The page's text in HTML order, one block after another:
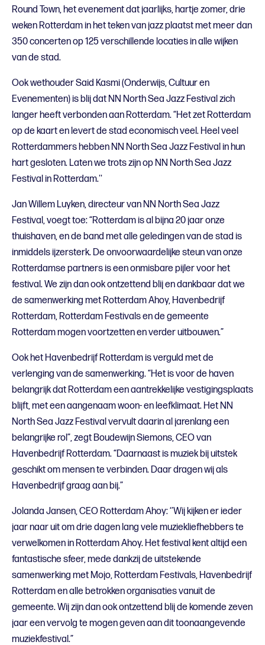
Round Town, het evenement dat jaarlijks, hartje zomer, drie
weken Rotterdam in het teken van jazz plaatst met meer dan
350 concerten op 125 verschillende locaties in alle wijken
van de stad.
Ook wethouder Said Kasmi (Onderwijs, Cultuur en
Evenementen) is blij dat NN North Sea Jazz Festival zich
langer heeft verbonden aan Rotterdam. “Het zet Rotterdam
op de kaart en levert de stad economisch veel. Heel veel
Rotterdammers hebben NN North Sea Jazz Festival in hun
hart gesloten. Laten we trots zijn op NN North Sea Jazz
Festival in Rotterdam.''
Jan Willem Luyken, directeur van NN North Sea Jazz
Festival, voegt toe: “Rotterdam is al bijna 20 jaar onze
thuishaven, en de band met alle geledingen van de stad is
inmiddels ijzersterk. De onvoorwaardelijke steun van onze
Rotterdamse partners is een onmisbare pijler voor het
festival. We zijn dan ook ontzettend blij en dankbaar dat we
de samenwerking met Rotterdam Ahoy, Havenbedrijf
Rotterdam, Rotterdam Festivals en de gemeente
Rotterdam mogen voortzetten en verder uitbouwen.”
Ook het Havenbedrijf Rotterdam is verguld met de
verlenging van de samenwerking. “Het is voor de haven
belangrijk dat Rotterdam een aantrekkelijke vestigingsplaats
blijft, met een aangenaam woon- en leefklimaat. Het NN
North Sea Jazz Festival vervult daarin al jarenlang een
belangrijke rol”, zegt Boudewijn Siemons, CEO van
Havenbedrijf Rotterdam. “Daarnaast is muziek bij uitstek
geschikt om mensen te verbinden. Daar dragen wij als
Havenbedrijf graag aan bij.”
Jolanda Jansen, CEO Rotterdam Ahoy: ‘’Wij kijken er ieder
jaar naar uit om drie dagen lang vele muziekliefhebbers te
verwelkomen in Rotterdam Ahoy. Het festival kent altijd een
fantastische sfeer, mede dankzij de uitstekende
samenwerking met Mojo, Rotterdam Festivals, Havenbedrijf
Rotterdam en alle betrokken organisaties vanuit de
gemeente. Wij zijn dan ook ontzettend blij de komende zeven
jaar een vervolg te mogen geven aan dit toonaangevende
muziekfestival.”